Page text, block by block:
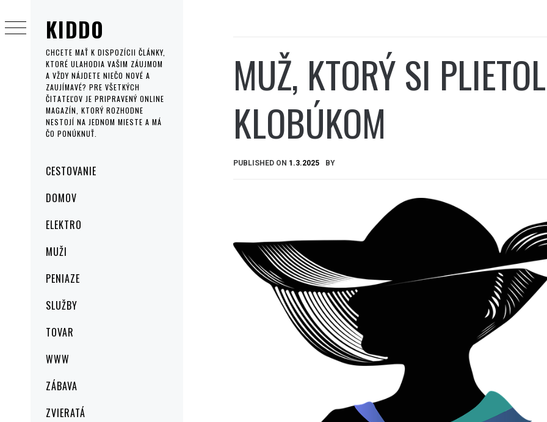
KIDDO
CHCETE MAŤ K DISPOZÍCII ČLÁNKY,
KTORÉ ULAHODIA VAŠIM ZÁUJMOM
A VŽDY NÁJDETE NIEČO NOVÉ A
ZAUJÍMAVÉ? PRE VŠETKÝCH
ČITATEĽOV JE PRIPRAVENÝ ONLINE
MAGAZÍN, KTORÝ ROZHODNE
NESTOJÍ NA JEDNOM MIESTE A MÁ
ČO PONÚKNUŤ.
MenuCESTOVANIE
DOMOV
ELEKTRO
MUŽI
PENIAZE
SLUŽBY
TOVAR
WWW
ZÁBAVA
ZVIERATÁ
to
content
MUŽ, KTORÝ SI
KLOBÚKOM
PUBLISHED ON 1.3.2025 BY